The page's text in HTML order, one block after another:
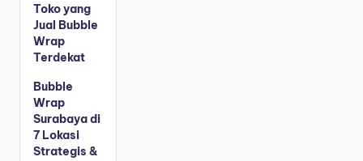
Toko yang
Jual Bubble
Wrap
Terdekat
Bubble
Wrap
Surabaya di
7 Lokasi
Strategis &